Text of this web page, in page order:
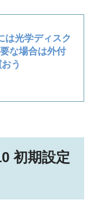
は光学ディスク
な場合は外付
う
初期設定